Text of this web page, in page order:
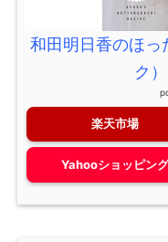
和田明日香のほっ
ク
楽天市場
Yahooショッピング